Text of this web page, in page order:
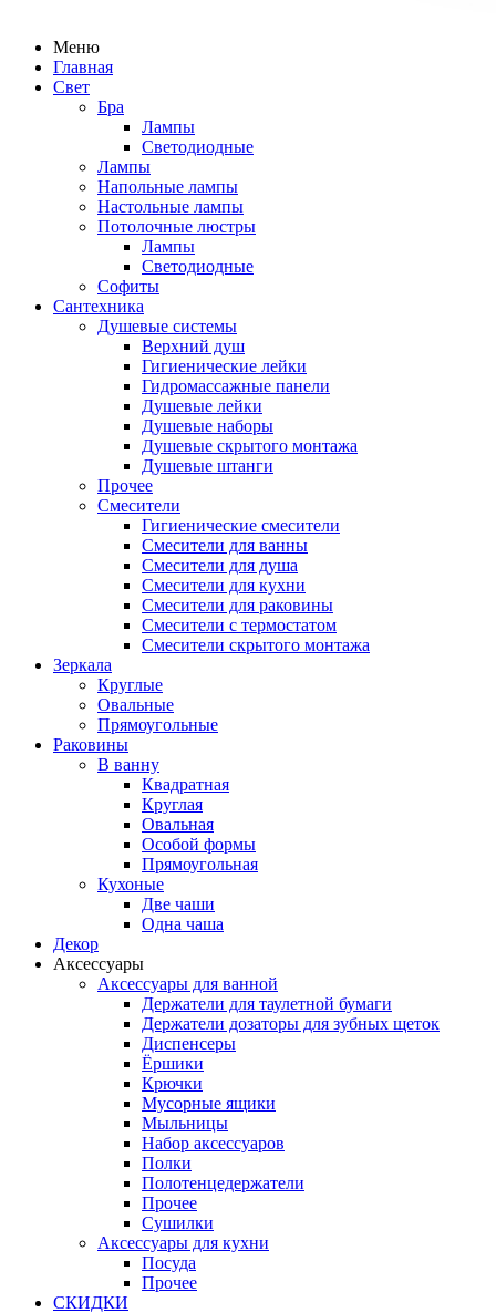
Меню
Главная
Свет
Бра
Лампы
Светодиодные
Лампы
Напольные лампы
Настольные лампы
Потолочные люстры
Лампы
Светодиодные
Софиты
Сантехника
Душевые системы
Верхний душ
Гигиенические лейки
Гидромассажные панели
Душевые лейки
Душевые наборы
Душевые скрытого монтажа
Душевые штанги
Прочее
Смесители
Гигиенические смесители
Смесители для ванны
Смесители для душа
Смесители для кухни
Смесители для раковины
Смесители с термостатом
Смесители скрытого монтажа
Зеркала
Круглые
Овальные
Прямоугольные
Раковины
В ванну
Квадратная
Круглая
Овальная
Особой формы
Прямоугольная
Кухоные
Две чаши
Одна чаша
Декор
Аксессуары
Аксессуары для ванной
Держатели для таулетной бумаги
Держатели дозаторы для зубных щеток
Диспенсеры
Ёршики
Крючки
Мусорные ящики
Мыльницы
Набор аксессуаров
Полки
Полотенцедержатели
Прочее
Сушилки
Аксессуары для кухни
Посуда
Прочее
СКИДКИ